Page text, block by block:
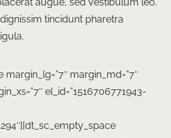
tincidunt pharetra
margin_md=”7″
el_id=”1516706771943-